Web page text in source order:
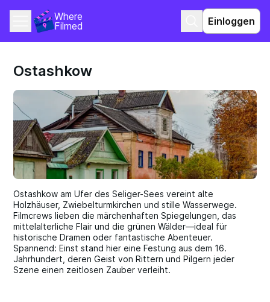
Where
Filmed
Einloggen
Ostashkow
Ostashkow am Ufer des Seliger-Sees vereint alte
Holzhäuser, Zwiebelturmkirchen und stille Wasserwege.
Filmcrews lieben die märchenhaften Spiegelungen, das
mittelalterliche Flair und die grünen Wälder—ideal für
historische Dramen oder fantastische Abenteuer.
Spannend: Einst stand hier eine Festung aus dem 16.
Jahrhundert, deren Geist von Rittern und Pilgern jeder
Szene einen zeitlosen Zauber verleiht.